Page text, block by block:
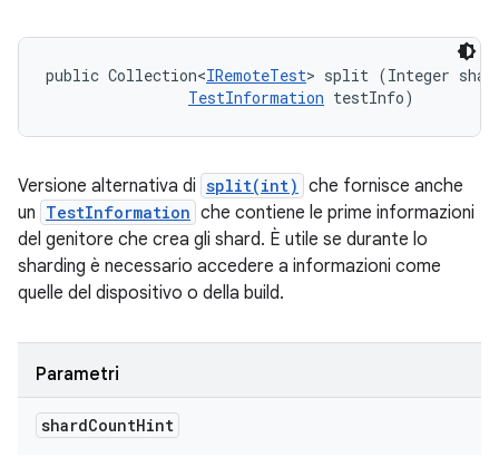
public Collection<IRemoteTest> split (Integer
TestInformation testInfo)
Versione alternativa di split(int) che fornisce anche
un TestInformation che contiene le prime informazioni
del genitore che crea gli shard. È utile se durante lo
sharding è necessario accedere a informazioni come
quelle del dispositivo o della build.
Parametri
shardCountHint